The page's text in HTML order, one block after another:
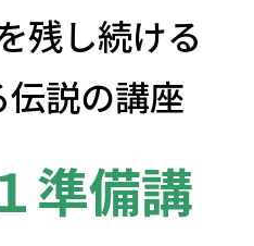
残し続ける
説の講座
準備講